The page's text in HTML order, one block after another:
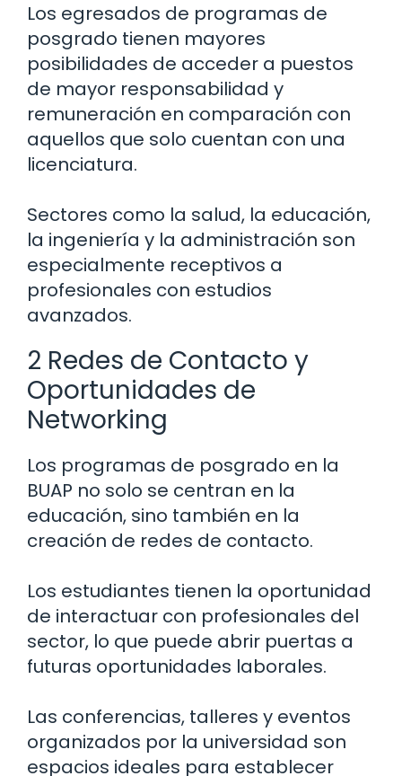
Los egresados de programas de
posgrado tienen mayores
posibilidades de acceder a puestos
de mayor responsabilidad y
remuneración en comparación con
aquellos que solo cuentan con una
licenciatura.
Sectores como la salud, la educación,
la ingeniería y la administración son
especialmente receptivos a
profesionales con estudios
avanzados.
2 Redes de Contacto y
Oportunidades de
Networking
Los programas de posgrado en la
BUAP no solo se centran en la
educación, sino también en la
creación de redes de contacto.
Los estudiantes tienen la oportunidad
de interactuar con profesionales del
sector, lo que puede abrir puertas a
futuras oportunidades laborales.
Las conferencias, talleres y eventos
organizados por la universidad son
espacios ideales para establecer